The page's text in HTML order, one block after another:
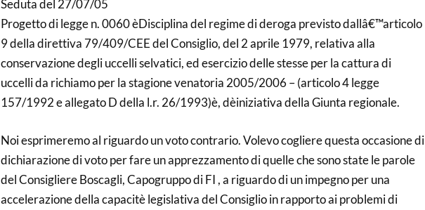
Seduta del 27/07/05
Progetto di legge n. 0060 èDisciplina del regime di deroga previsto dallâ€™articolo
9 della direttiva 79/409/CEE del Consiglio, del 2 aprile 1979, relativa alla
conservazione degli uccelli selvatici, ed esercizio delle stesse per la cattura di
uccelli da richiamo per la stagione venatoria 2005/2006 – (articolo 4 legge
157/1992 e allegato D della l.r. 26/1993)è, dèiniziativa della Giunta regionale.
Noi esprimeremo al riguardo un voto contrario. Volevo cogliere questa occasione di
dichiarazione di voto per fare un apprezzamento di quelle che sono state le parole
del Consigliere Boscagli, Capogruppo di FI , a riguardo di un impegno per una
accelerazione della capacitè legislativa del Consiglio in rapporto ai problemi di